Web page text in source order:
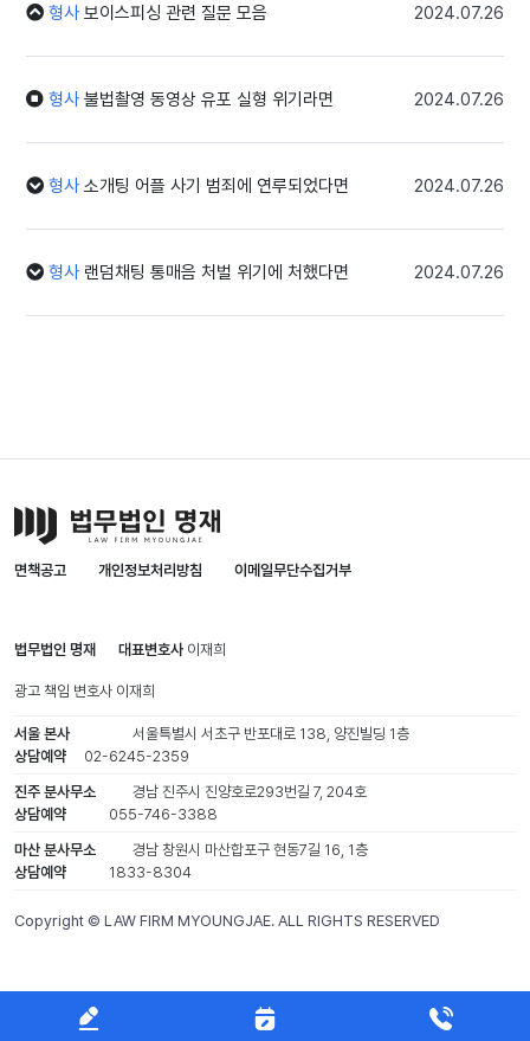
형사보이스피싱 관련 질문 모음 2024.07.26
형사불법촬영 동영상 유포 실형 위기라면 2024.07.26
형사소개팅 어플 사기 범죄에 연루되었다면 2024.07.26
형사랜덤채팅 통매음 처벌 위기에 처했다면 2024.07.26
면책공고 개인정보처리방침 이메일무단수집거부
법무법인 명재 대표변호사 이재희
광고 책임 변호사 이재희
서울 본사
서울특별시 서초구 반포대로 138, 양진빌딩 1층
상담예약
02-6245-2359
진주 분사무소
경남 진주시 진양호로293번길 7, 204호
상담예약
055-746-3388
마산 분사무소
경남 창원시 마산합포구 현동7길 16, 1층
상담예약
1833-8304
Copyright © LAW FIRM MYOUNGJAE. ALL RIGHTS RESERVED